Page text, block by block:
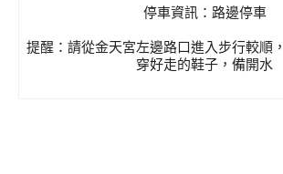
停車資訊：路邊停車
提醒：請從金天宮左邊路口進入步行較順
穿好走的鞋子，備開水